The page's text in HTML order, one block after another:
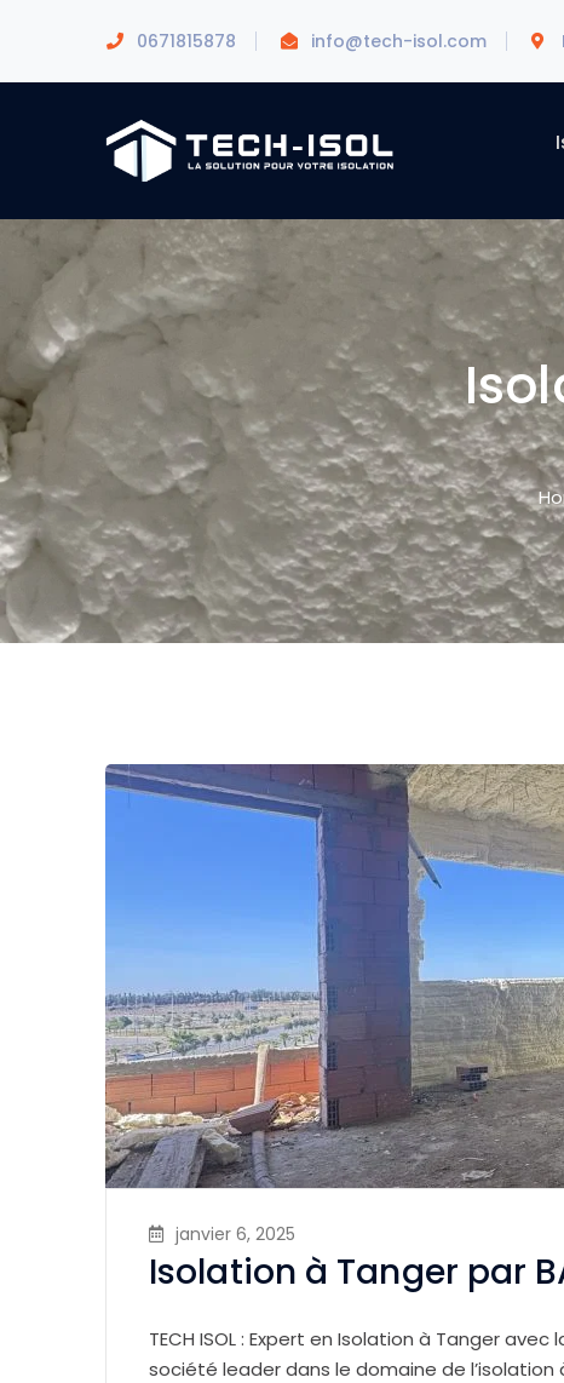
0671815878 info@tech-isol.com
janvier 6, 2025
Isolation à Tanger par
TECH ISOL : Expert en Isolation à Tanger avec
société leader dans le domaine de l’isolation